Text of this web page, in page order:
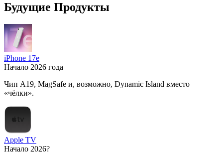
Будущие Продукты
iPhone 17e
Начало 2026 года
Чип A19, MagSafe и, возможно, Dynamic Island вместо
«чёлки».
Apple TV
Начало 2026?